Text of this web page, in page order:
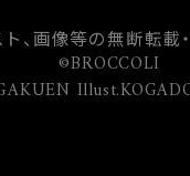
、画像等の無断転
©BROCCOLI